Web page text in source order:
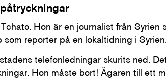
Hon är en journalist från Syrien
reporter på en lokaltidning i
telefonledningar skurits ned.
Hon måste bort! Ägaren till ett